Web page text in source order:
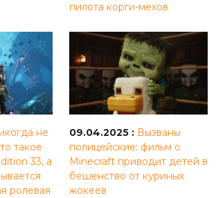
пилота корги-мехов
не
такое
33, а
ролевая
09.04.2025 : Вызваны
полицейские: фильм о
Minecraft приводит детей в
бешенство от куриных
жокеев